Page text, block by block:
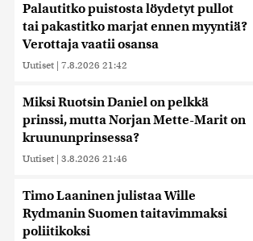
Palautitko puistosta löydetyt pullot
tai pakastitko marjat ennen myyntiä?
Verottaja vaatii osansa
Uutiset | 7.8.2026 21:42
Miksi Ruotsin Daniel on pelkkä
prinssi, mutta Norjan Mette-Marit on
kruununprinsessa?
Uutiset | 3.8.2026 21:46
Timo Laaninen julistaa Wille
Rydmanin Suomen taitavimmaksi
poliitikoksi